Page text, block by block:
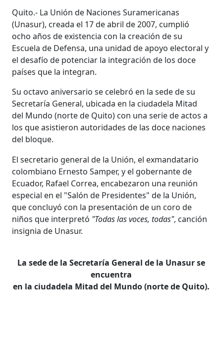
Quito.- La Unión de Naciones Suramericanas
(Unasur), creada el 17 de abril de 2007, cumplió
ocho años de existencia con la creación de su
Escuela de Defensa, una unidad de apoyo electoral y
el desafío de potenciar la integración de los doce
países que la integran.
Su octavo aniversario se celebró en la sede de su
Secretaría General, ubicada en la ciudadela Mitad
del Mundo (norte de Quito) con una serie de actos a
los que asistieron autoridades de las doce naciones
del bloque.
El secretario general de la Unión, el exmandatario
colombiano Ernesto Samper, y el gobernante de
Ecuador, Rafael Correa, encabezaron una reunión
especial en el "Salón de Presidentes" de la Unión,
que concluyó con la presentación de un coro de
niños que interpretó "Todas las voces, todas", canción
insignia de Unasur.
La sede de la Secretaría General de la Unasur se
encuentra
en la ciudadela Mitad del Mundo (norte de Quito).